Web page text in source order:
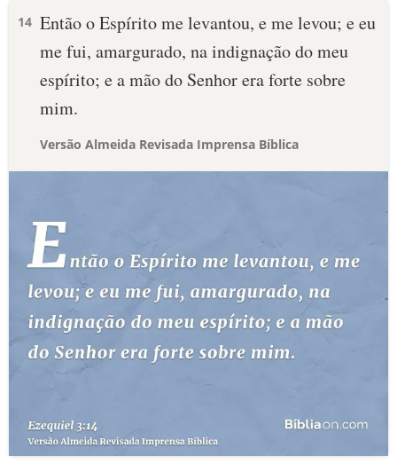
14 Então o Espírito me levantou, e me levou; e eu
me fui, amargurado, na indignação do meu
espírito; e a mão do Senhor era forte sobre
mim.
Versão Almeida Revisada Imprensa Bíblica